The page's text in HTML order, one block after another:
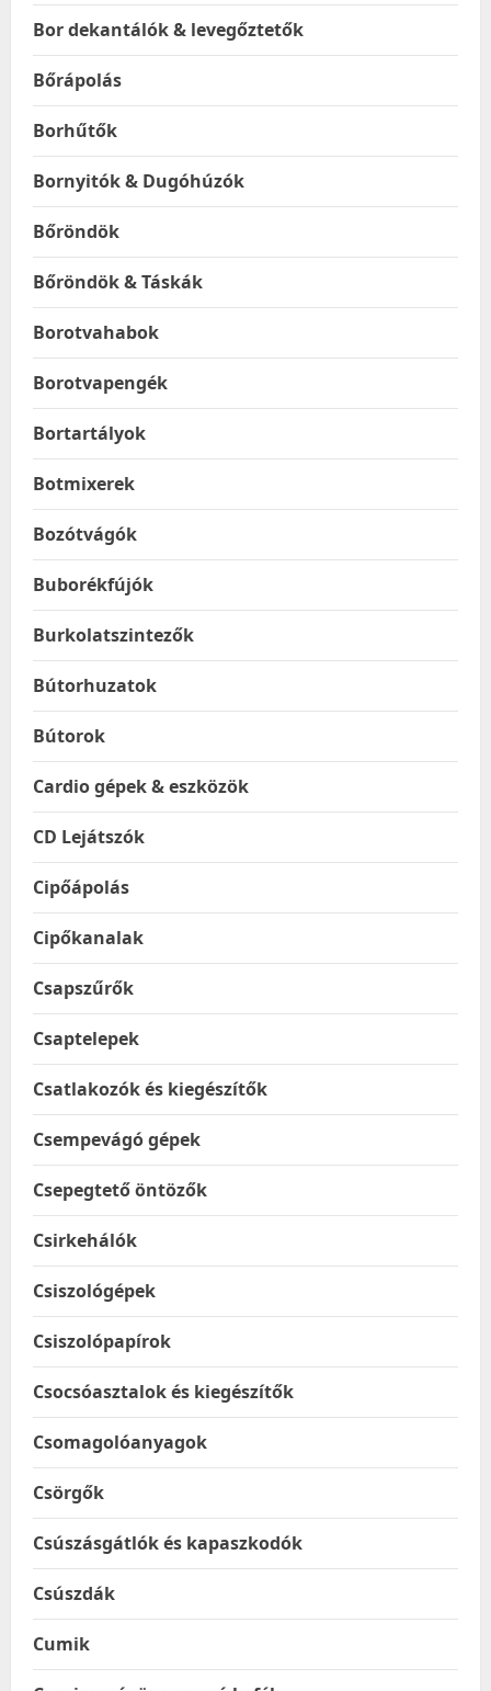
Bor dekantálók & levegőztetők
Bőrápolás
Borhűtők
Bornyitók & Dugóhúzók
Bőröndök
Bőröndök & Táskák
Borotvahabok
Borotvapengék
Bortartályok
Botmixerek
Bozótvágók
Buborékfújók
Burkolatszintezők
Bútorhuzatok
Bútorok
Cardio gépek & eszközök
CD Lejátszók
Cipőápolás
Cipőkanalak
Csapszűrők
Csaptelepek
Csatlakozók és kiegészítők
Csempevágó gépek
Csepegtető öntözők
Csirkehálók
Csiszológépek
Csiszolópapírok
Csocsóasztalok és kiegészítők
Csomagolóanyagok
Csörgők
Csúszásgátlók és kapaszkodók
Csúszdák
Cumik